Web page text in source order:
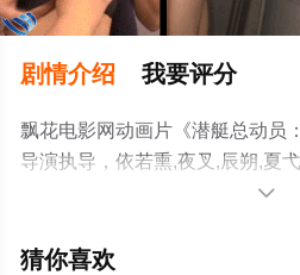
剧情介绍 我要评分
飘花电影网动画片《潜艇总动员
导演执导，依若熏,夜叉,辰朔,夏
的大陆电影，手机免费观看高清
剧情网等平台了解。

猜你喜欢